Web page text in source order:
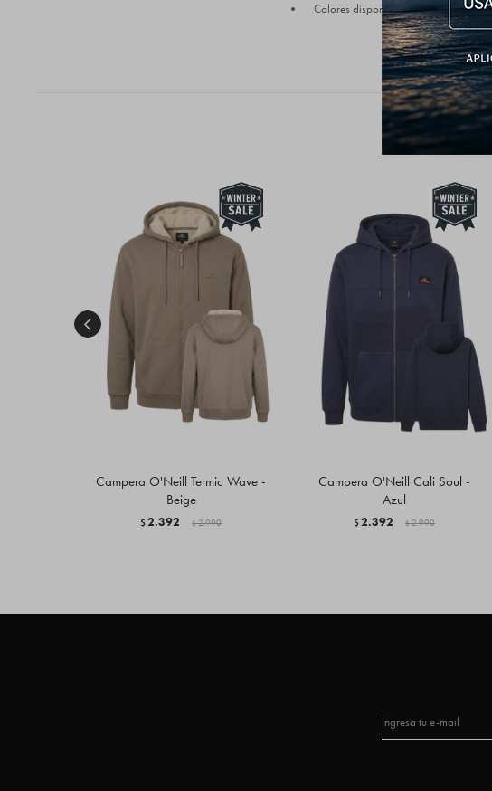
Colores disponibles en la serie: Azul
Campera O'Neill Termic Wave -
Beige
$2.392 $ 2.990
Campera O'Neill Cali Soul -
Azul
$2.392 $ 2.990
